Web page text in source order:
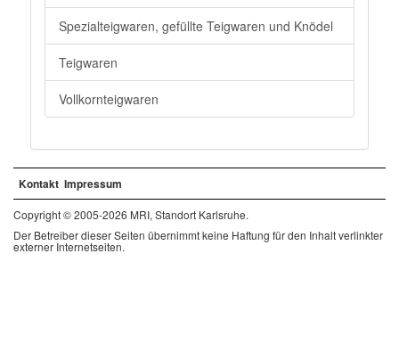
Spezialteigwaren, gefüllte Teigwaren und Knödel
Teigwaren
Vollkornteigwaren
Kontakt Impressum
Copyright © 2005-2026 MRI, Standort Karlsruhe.
Der Betreiber dieser Seiten übernimmt keine Haftung für den Inhalt verlinkter
externer Internetseiten.